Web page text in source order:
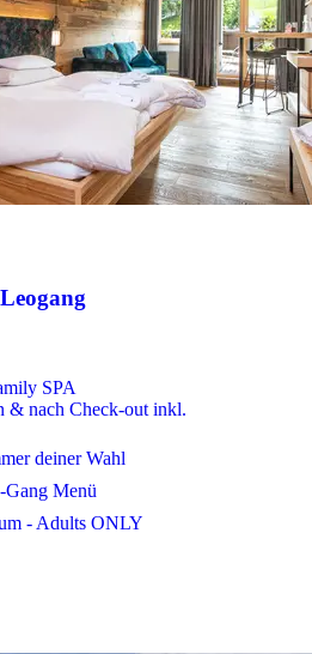
SPA
& nach Check-out inkl.
deiner Wahl
Menü
- Adults ONLY